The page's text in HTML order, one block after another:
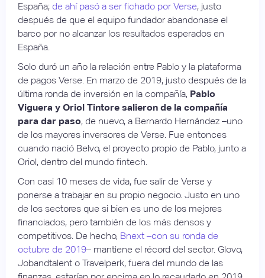
España; de ahí pasó a ser fichado por Verse, justo
después de que el equipo fundador abandonase el
barco por no alcanzar los resultados esperados en
España.
Solo duró un año la relación entre Pablo y la plataforma
de pagos Verse. En marzo de 2019, justo después de la
última ronda de inversión en la compañía, Pablo
Viguera y Oriol Tintore salieron de la compañía
para dar paso, de nuevo, a Bernardo Hernández –uno
de los mayores inversores de Verse. Fue entonces
cuando nació Belvo, el proyecto propio de Pablo, junto a
Oriol, dentro del mundo fintech.
Con casi 10 meses de vida, fue salir de Verse y
ponerse a trabajar en su propio negocio. Justo en uno
de los sectores que si bien es uno de los mejores
financiados, pero también de los más densos y
competitivos. De hecho, Bnext –con su ronda de
octubre de 2019– mantiene el récord del sector. Glovo,
Jobandtalent o Travelperk, fuera del mundo de las